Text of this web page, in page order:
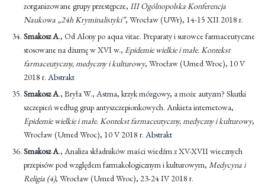
zorganizowane grupy przestępcze, III Ogólnopolska Konferencja
Naukowa „24h Kryminalistyki”, Wrocław (UWr), 14-15 XII 2018 r.
Smakosz A., Od Alony po aqua vitae. Preparaty i surowce farmaceutyczne
stosowane na dżumę w XVI w., Epidemie wielkie i małe. Kontekst
farmaceutyczny, medyczny i kulturowy, Wrocław (Umed Wroc), 10 V
2018 r. Abstrakt
Smakosz A., Bryła W., Astma, krzyk mózgowy, a może autyzm? Skutki
szczepień według grup antyszczepionkowych. Ankieta internetowa,
Epidemie wielkie i małe. Kontekst farmaceutyczny, medyczny i kulturowy,
Wrocław (Umed Wroc), 10 V 2018 r. Abstrakt
Smakosz A., Analiza składników maści wiedźm z XV-XVII wiecznych
przepisów pod względem farmakologicznym i kulturowym, Medycyna i
Religia (4), Wrocław (Umed Wroc), 23-24 IV 2018 r.